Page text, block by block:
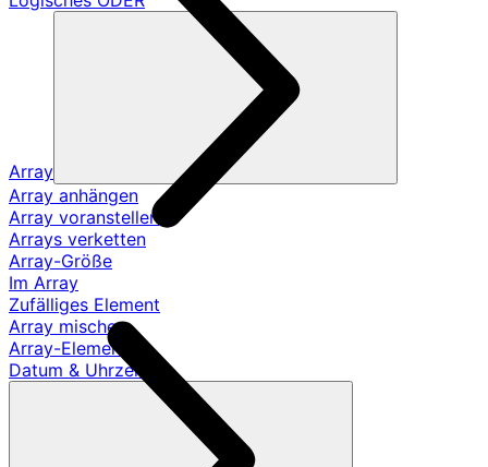
Array
Array anhängen
Array voranstellen
Arrays verketten
Array-Größe
Im Array
Zufälliges Element
Array mischen
Array-Element
Datum & Uhrzeit